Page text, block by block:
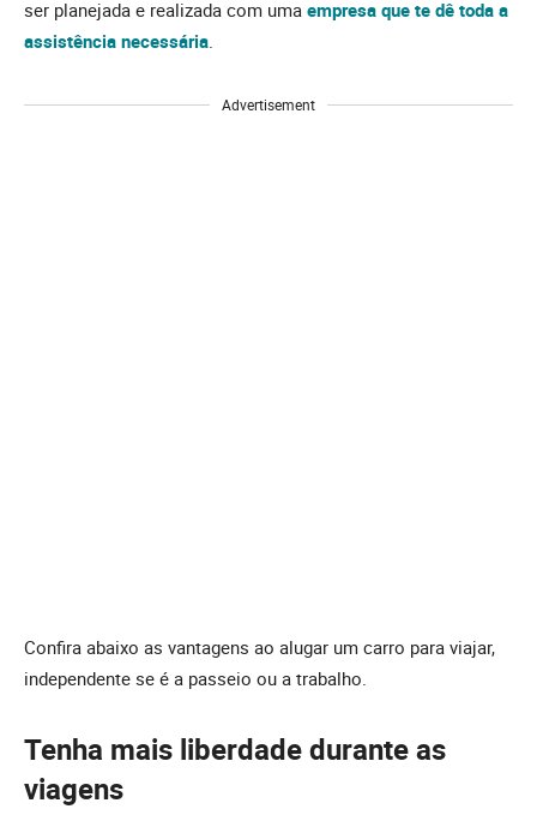
ser planejada e realizada com uma empresa que te dê toda a
assistência necessária.
Advertisement
Confira abaixo as vantagens ao alugar um carro para viajar,
independente se é a passeio ou a trabalho.
Tenha mais liberdade durante as
viagens